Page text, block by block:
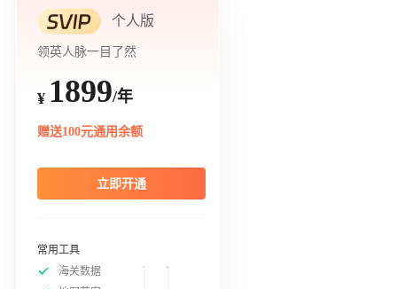
个人版
领英人脉一目了然
¥ 1899/年
赠送100元通用余额
立即开通
常用工具
海关数据